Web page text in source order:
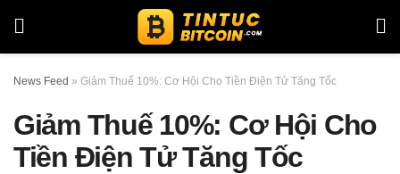
News Feed » Giảm Thuế 10%: Cơ Hội Cho Tiền Điện Tử Tăng Tốc
Giảm Thuế 10%: Cơ Hội Cho
Tiền Điện Tử Tăng Tốc